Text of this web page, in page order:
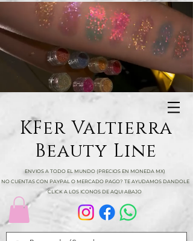
KFer Valtierra
Beauty Line
ENVIOS A TODO EL MUNDO (PRECIOS EN MONEDA MX)
NO CUENTAS CON PAYPAL O MERCADO PAGO? TE AYUDAMOS DANDOLE
CLICK A LOS ICONOS DE AQUI ABAJO